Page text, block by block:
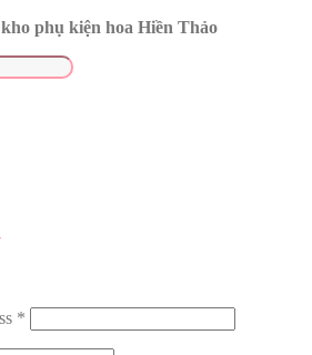
phụ kiện hoa Hiền Thảo
*